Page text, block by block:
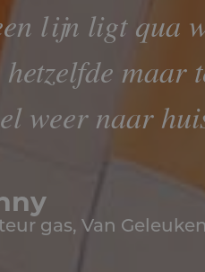
lijn ligt qua
hetzelfde maar
weer naar
gas, Van